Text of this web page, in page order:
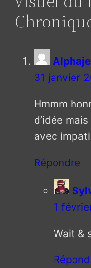
31 janvier
Hmmm
d’idée
avec
Répondre
1
Wait &